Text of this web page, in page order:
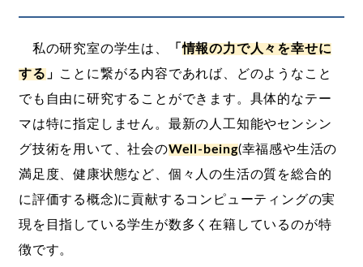
私の研究室の学生は、 「情報の力で人々を幸せに
する 」 ことに繋がる内容であれば、どのようなこと
でも自由に研究することができます。具体的なテー
マは特に指定しません。最新の人工知能やセンシン
グ技術を用いて、社会のWell-being(幸福感や生活の
満足度、健康状態など、個々人の生活の質を総合的
に評価する概念)に貢献するコンピューティングの実
現を目指している学生が数多く在籍しているのが特
徴です。